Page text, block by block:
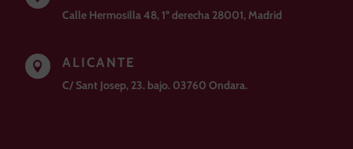
Calle Hermosilla 48, 1º derecha 28001, Madrid
 ALICANTE
C/ Sant Josep, 23. bajo. 03760 Ondara.